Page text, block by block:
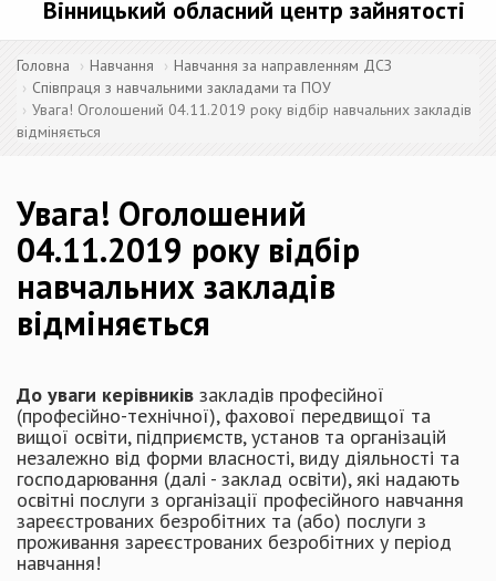
Вінницький обласний центр зайнятості
Головна Навчання
Навчання за направленням ДСЗ
Співпраця з навчальними закладами та ПОУ
Увага! Оголошений 04.11.2019 року відбір навчальних закладів
відміняється
Увага! Оголошений
04.11.2019 року відбір
навчальних закладів
відміняється
До уваги керівників закладів професійної
(професійно-технічної), фахової передвищої та
вищої освіти, підприємств, установ та організацій
незалежно від форми власності, виду діяльності та
господарювання (далі - заклад освіти), які надають
освітні послуги з організації професійного навчання
зареєстрованих безробітних та (або) послуги з
проживання зареєстрованих безробітних у період
навчання!